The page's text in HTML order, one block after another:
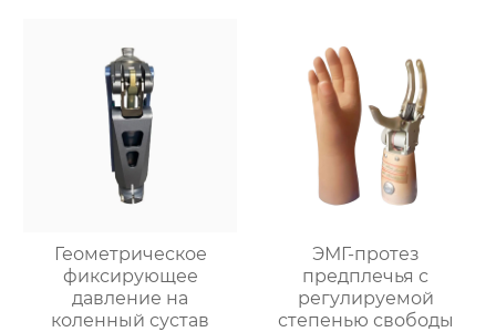
Геометрическое
фиксирующее
давление на
коленный сустав
ЭМГ-протез
предплечья с
регулируемой
степенью свободы